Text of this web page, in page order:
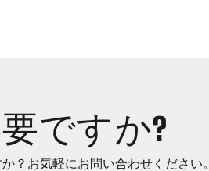
ですか?
？お気軽にお問い合わせください。